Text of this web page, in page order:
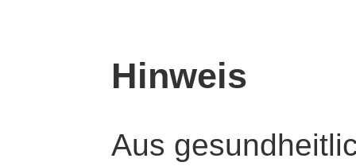
Hinweis
Aus